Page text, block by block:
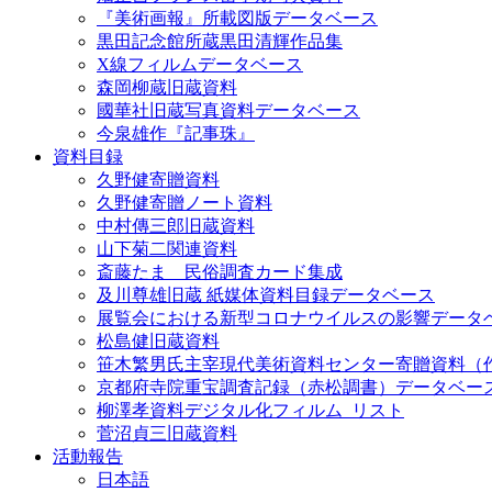
『美術画報』所載図版データベース
黒田記念館所蔵黒田清輝作品集
X線フィルムデータベース
森岡柳蔵旧蔵資料
國華社旧蔵写真資料データベース
今泉雄作『記事珠』
資料目録
久野健寄贈資料
久野健寄贈ノート資料
中村傳三郎旧蔵資料
山下菊二関連資料
斎藤たま 民俗調査カード集成
及川尊雄旧蔵 紙媒体資料目録データベース
展覧会における新型コロナウイルスの影響データ
松島健旧蔵資料
笹木繁男氏主宰現代美術資料センター寄贈資料（
京都府寺院重宝調査記録（赤松調書）データベー
柳澤孝資料デジタル化フィルム_リスト
菅沼貞三旧蔵資料
活動報告
日本語